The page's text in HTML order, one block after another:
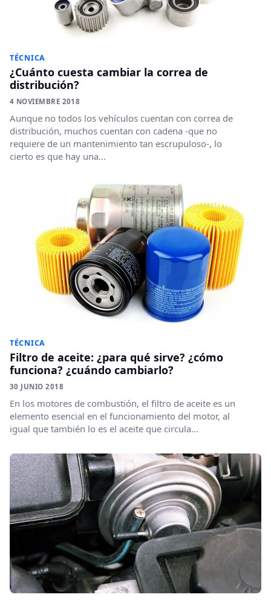
TÉCNICA
¿Cuánto cuesta cambiar la correa de
distribución?
4 NOVIEMBRE 2018
Aunque no todos los vehículos cuentan con correa de
distribución, muchos cuentan con cadena -que no
requiere de un mantenimiento tan escrupuloso-, lo
cierto es que hay una...
TÉCNICA
Filtro de aceite: ¿para qué sirve? ¿cómo
funciona? ¿cuándo cambiarlo?
30 JUNIO 2018
En los motores de combustión, el filtro de aceite es un
elemento esencial en el funcionamiento del motor, al
igual que también lo es el aceite que circula...